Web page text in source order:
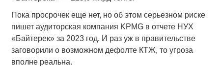
Пока просрочек еще нет, но об этом серьезном риске
пишет аудиторская компания KPMG в отчете НУХ
«Байтерек» за 2023 год. И раз уж в правительстве
заговорили о возможном дефолте КТЖ, то угроза
вполне реальна.